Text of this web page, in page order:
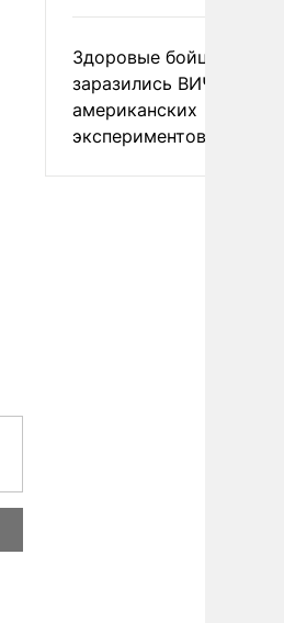
Здоровые бойцы ВСУ
заразились ВИЧ после
американских
экспериментов